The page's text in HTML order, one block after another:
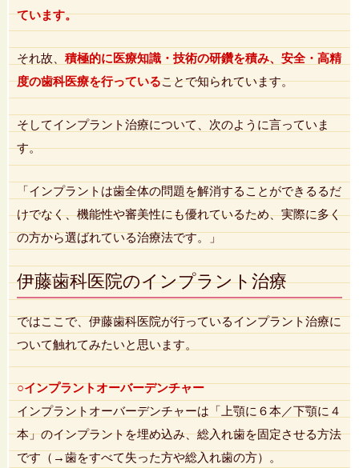
ています。
それ故、積極的に医療知識・技術の研鑽を積み、安全・高精
度の歯科医療を行っていることで知られています。
そしてインプラント治療について、次のように言っていま
す。
「インプラントは歯全体の問題を解消することができるるだ
けでなく、機能性や審美性にも優れているため、実際に多く
の方から選ばれている治療法です。」
伊藤歯科医院のインプラント治療
ではここで、伊藤歯科医院が行っているインプラント治療に
ついて触れてみたいと思います。
○インプラントオーバーデンチャー
インプラントオーバーデンチャーは「上顎に６本／下顎に４
本」のインプラントを埋め込み、総入れ歯を固定させる方法
です（→歯をすべて失った方や総入れ歯の方）。